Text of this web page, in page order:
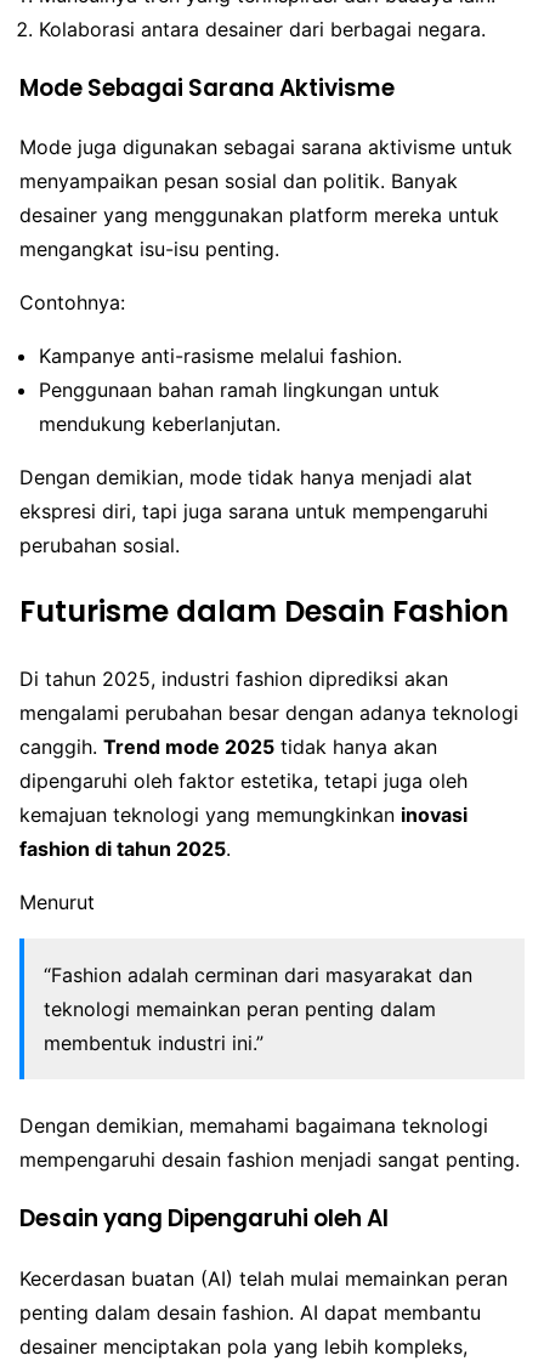
Kolaborasi antara desainer dari berbagai negara.
Mode Sebagai Sarana Aktivisme
Mode juga digunakan sebagai sarana aktivisme untuk
menyampaikan pesan sosial dan politik. Banyak
desainer yang menggunakan platform mereka untuk
mengangkat isu-isu penting.
Contohnya:
Kampanye anti-rasisme melalui fashion.
Penggunaan bahan ramah lingkungan untuk
mendukung keberlanjutan.
Dengan demikian, mode tidak hanya menjadi alat
ekspresi diri, tapi juga sarana untuk mempengaruhi
perubahan sosial.
Futurisme dalam Desain Fashion
Di tahun 2025, industri fashion diprediksi akan
mengalami perubahan besar dengan adanya teknologi
canggih. Trend mode 2025 tidak hanya akan
dipengaruhi oleh faktor estetika, tetapi juga oleh
kemajuan teknologi yang memungkinkan inovasi
fashion di tahun 2025.
Menurut
“Fashion adalah cerminan dari masyarakat dan
teknologi memainkan peran penting dalam
membentuk industri ini.”
Dengan demikian, memahami bagaimana teknologi
mempengaruhi desain fashion menjadi sangat penting.
Desain yang Dipengaruhi oleh AI
Kecerdasan buatan (AI) telah mulai memainkan peran
penting dalam desain fashion. AI dapat membantu
desainer menciptakan pola yang lebih kompleks,